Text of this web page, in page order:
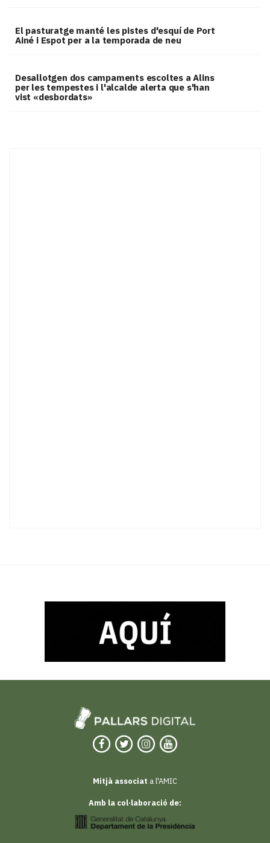
El pasturatge manté les pistes d'esquí de Port
Ainé i Espot per a la temporada de neu
​Desallotgen dos campaments escoltes a Alins
per les tempestes i l'alcalde alerta que s'han
vist «desbordats»
Mitjà associat a l'AMIC
Amb la col·laboració de: